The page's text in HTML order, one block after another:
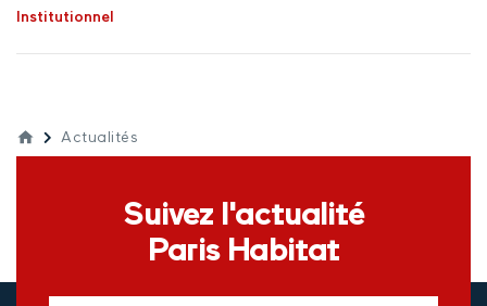
Institutionnel
Actualités
Suivez l'actualité
Paris Habitat